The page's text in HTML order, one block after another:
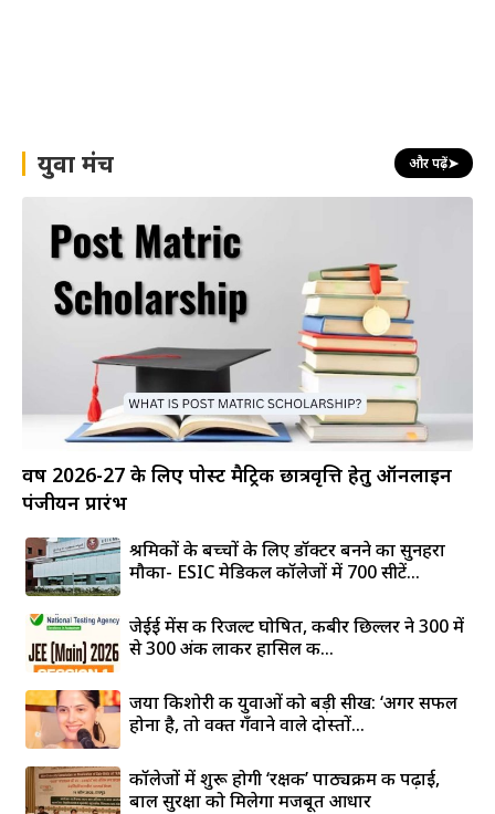
युवा मंच और पढ़ें➤
वर्ष 2026-27 के लिए पोस्ट मैट्रिक छात्रवृत्ति हेतु ऑनलाइन
पंजीयन प्रारंभ
श्रमिकों के बच्चों के लिए डॉक्टर बनने का सुनहरा
मौका- ESIC मेडिकल कॉलेजों में 700 सीटें...
जेईई मेंस की रिजल्ट घोषित, कबीर छिल्लर ने 300 में
से 300 अंक लाकर हासिल की...
जया किशोरी की युवाओं को बड़ी सीख: ‘अगर सफल
होना है, तो वक्त गँवाने वाले दोस्तों...
कॉलेजों में शुरू होगी ‘रक्षक’ पाठ्यक्रम की पढ़ाई,
बाल सुरक्षा को मिलेगा मजबूत आधार